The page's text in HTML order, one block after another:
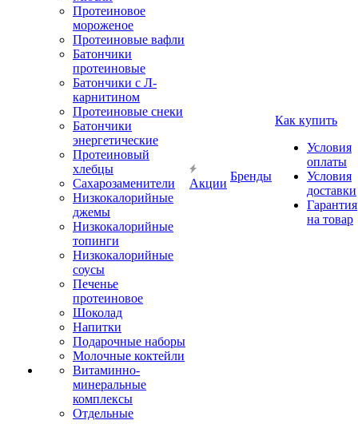
Протеиновое
мороженое
Протеиновые вафли
Батончики
протеиновые
Батончики с Л-
карнитином
Протеиновые снеки
Батончики
энергетические
Протеиновый
хлебцы
Сахарозаменители
Низкокалорийные
джемы
Низкокалорийные
топинги
Низкокалорийные
соусы
Печенье
протеиновое
Шоколад
Напитки
Подарочные наборы
Молочные коктейли
Витаминно-
минеральные
комплексы
Отдельные
Акции
Бренды
Как купить
Условия
оплаты
Условия
доставки
Гарантия
на товар